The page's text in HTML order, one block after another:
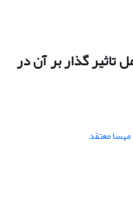
گذار بر آن در
مهسا معتقد